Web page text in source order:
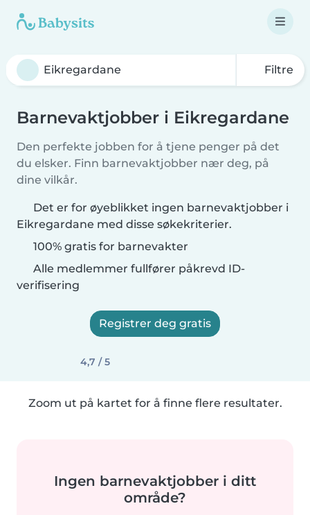
Filtre
Barnevaktjobber i Eikregardane
Den perfekte jobben for å tjene penger på det
du elsker. Finn barnevaktjobber nær deg, på
dine vilkår.
Det er for øyeblikket ingen barnevaktjobber i
Eikregardane med disse søkekriterier.
100% gratis for barnevakter
Alle medlemmer fullfører påkrevd ID-
verifisering
Registrer deg gratis
4,7 / 5
Zoom ut på kartet for å finne flere resultater.
Ingen barnevaktjobber i ditt
område?